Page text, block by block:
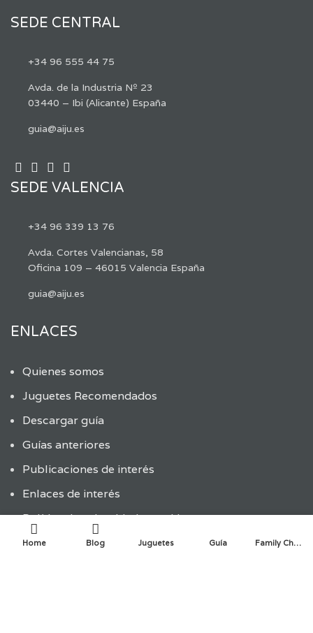
SEDE CENTRAL
+34 96 555 44 75
Avda. de la Industria Nº 23
03440 – Ibi (Alicante) España
guia@aiju.es
SEDE VALENCIA
+34 96 339 13 76
Avda. Cortes Valencianas, 58
Oficina 109 – 46015 Valencia España
guia@aiju.es
ENLACES
Quienes somos
Juguetes Recomendados
Descargar guía
Guías anteriores
Publicaciones de interés
Enlaces de interés
Política de privacidad y cookies
Home Blog Juguetes Guía Family Choice